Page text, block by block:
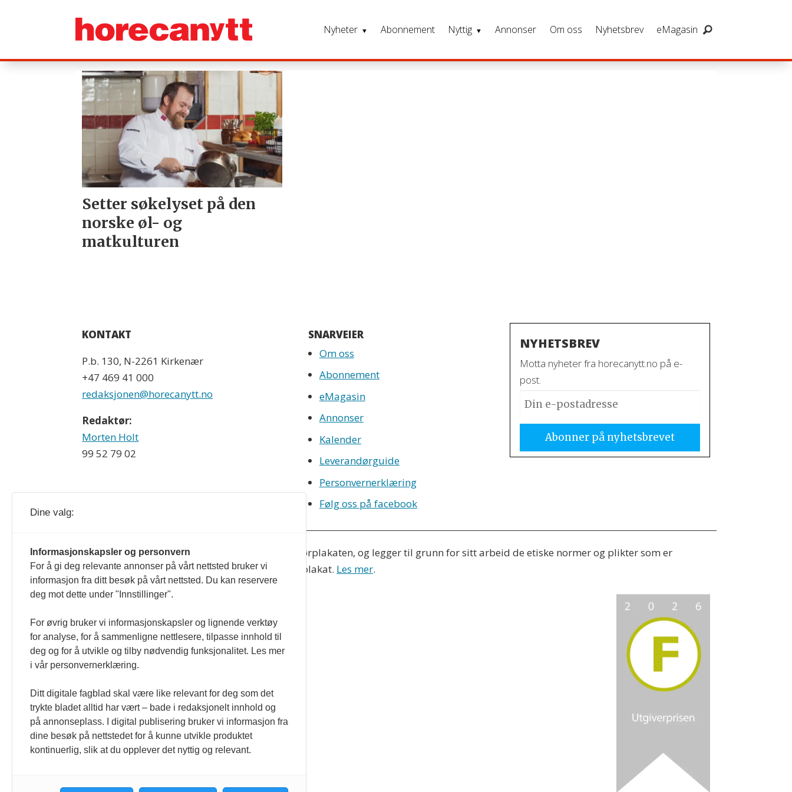
Nyheter Abonnement Nyttig Annonser Om oss Nyhetsbrev eMagasin
tradisjon
Setter søkelyset på den
norske øl- og
matkulturen
KONTAKT
P.b. 130, N-2261 Kirkenær
+47 469 41 000
redaksjonen@horecanytt.no
Redaktør:
Morten Holt
99 52 79 02
SNARVEIER
Om oss
Abonnement
eMagasin
Annonser
Kalender
Leverandørguide
Personvernerklæring
Følg oss på facebook
NYHETSBREV
Motta nyheter fra horecanytt.no på e-
post.
Horeca og horecanytt.no redigeres etter Redaktørplakaten, og legger til grunn for sitt arbeid de etiske normer og plikter som er
formulert i Norsk Presseforbunds Vær Varsom-plakat. Les mer.
Dine valg:
Informasjonskapsler og personvern
For å gi deg relevante annonser på vårt nettsted bruker vi
informasjon fra ditt besøk på vårt nettsted. Du kan reservere
deg mot dette under "Innstillinger".
For øvrig bruker vi informasjonskapsler og lignende verktøy
for analyse, for å sammenligne nettlesere, tilpasse innhold til
deg og for å utvikle og tilby nødvendig funksjonalitet. Les mer
i vår personvernerklæring.
Ditt digitale fagblad skal være like relevant for deg som det
trykte bladet alltid har vært – bade i redaksjonelt innhold og
på annonseplass. I digital publisering bruker vi informasjon fra
dine besøk på nettstedet for å kunne utvikle produktet
kontinuerlig, slik at du opplever det nyttig og relevant.